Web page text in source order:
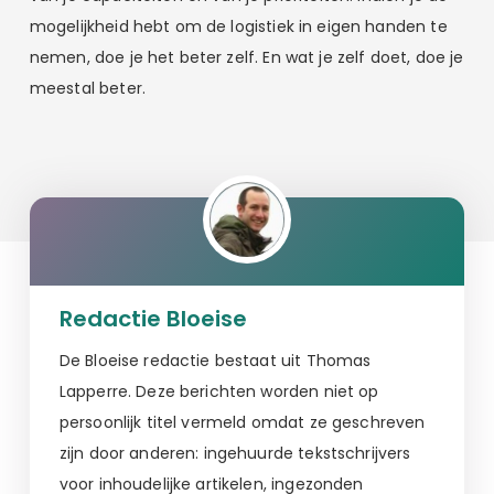
mogelijkheid hebt om de logistiek in eigen handen te
nemen, doe je het beter zelf. En wat je zelf doet, doe je
meestal beter.
Redactie Bloeise
De Bloeise redactie bestaat uit Thomas
Lapperre. Deze berichten worden niet op
persoonlijk titel vermeld omdat ze geschreven
zijn door anderen: ingehuurde tekstschrijvers
voor inhoudelijke artikelen, ingezonden